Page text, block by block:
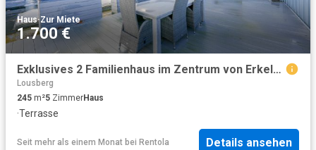
Haus·Zur Miete
1.700 €
Exklusives 2 Familienhaus im Zentrum von Erkelenz
Lousberg
245 m²5 ZimmerHaus
·Terrasse
Seit mehr als einem Monat bei Rentola Details ansehen